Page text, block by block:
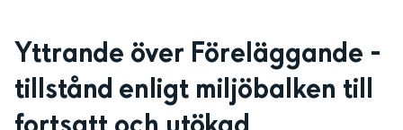
Yttrande över Föreläggande -
tillstånd enligt miljöbalken till